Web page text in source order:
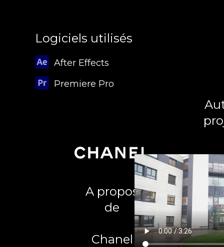
Logiciels utilisés
After Effects
Premiere Pro
A propos
de
Chanel